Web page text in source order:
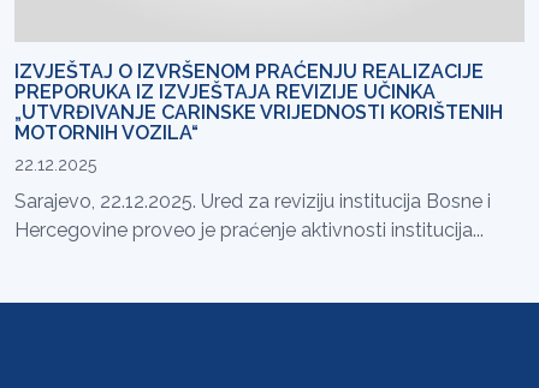
IZVJEŠTAJ O IZVRŠENOM PRAĆENJU REALIZACIJE
PREPORUKA IZ IZVJEŠTAJA REVIZIJE UČINKA
„UTVRĐIVANJE CARINSKE VRIJEDNOSTI KORIŠTENIH
MOTORNIH VOZILA“
22.12.2025
Sarajevo, 22.12.2025. Ured za reviziju institucija Bosne i
Hercegovine proveo je praćenje aktivnosti institucija...